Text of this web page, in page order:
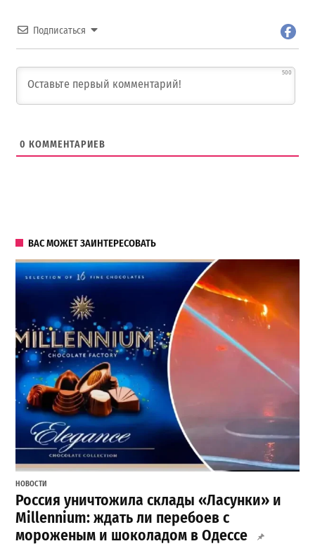
Подписаться
500
0 КОММЕНТАРИЕВ
ВАС МОЖЕТ ЗАИНТЕРЕСОВАТЬ
НОВОСТИ
Россия уничтожила склады «Ласунки» и
Millennium: ждать ли перебоев с
мороженым и шоколадом в Одессе